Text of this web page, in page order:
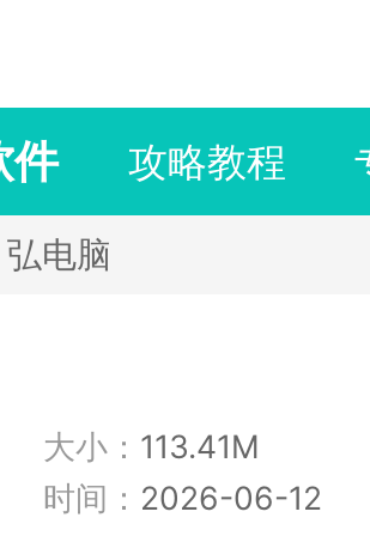
件 攻略教程
弘电脑
大小： 113.41M
时间： 2026-06-12